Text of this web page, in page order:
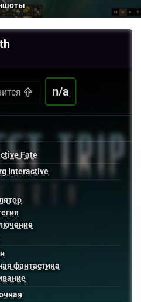
n/a
Fate
Interactive
фантастика